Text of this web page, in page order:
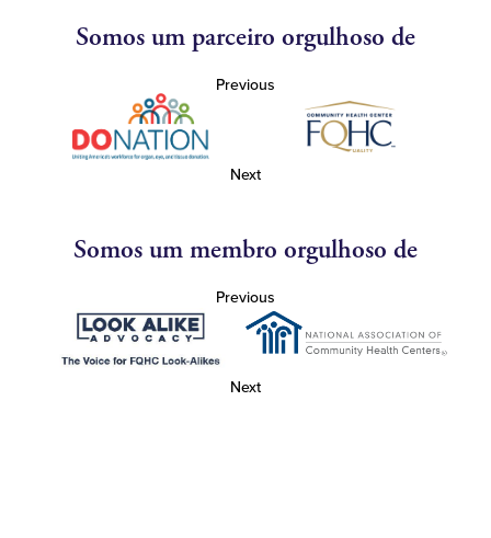
Somos um parceiro orgulhoso de
Previous
Next
Somos um membro orgulhoso de
Previous
Next